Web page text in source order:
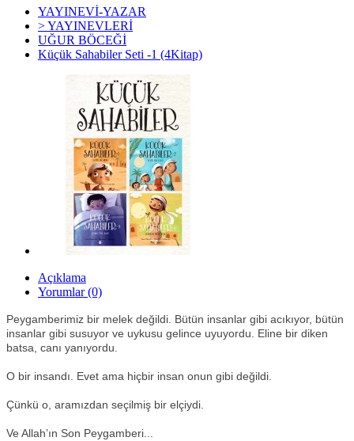
YAYINEVİ-YAZAR
> YAYINEVLERİ
UĞUR BÖCEĞİ
Küçük Sahabiler Seti -1 (4Kitap)
Açıklama
Yorumlar (0)
Peygamberimiz bir melek değildi. Bütün insanlar gibi acıkıyor, bütün
insanlar gibi susuyor ve uykusu gelince uyuyordu. Eline bir diken
batsa, canı yanıyordu.
O bir insandı. Evet ama hiçbir insan onun gibi değildi.
Çünkü o, aramızdan seçilmiş bir elçiydi.
Ve Allah’ın Son Peygamberi...